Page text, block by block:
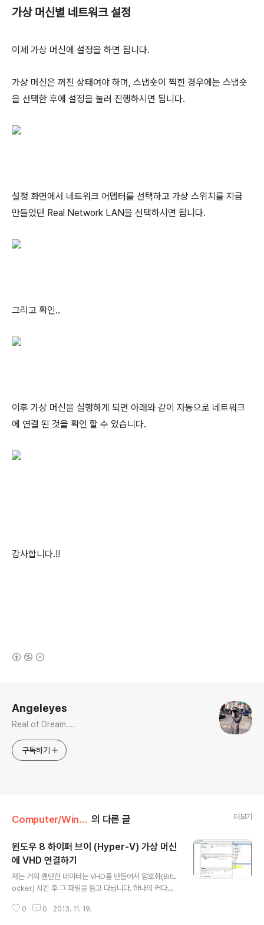
가상 머신별 네트워크 설정
이제 가상 머신에 설정을 하면 됩니다.
가상 머신은 꺼진 상태여야 하며, 스냅숏이 찍힌 경우에는 스냅숏
을 선택한 후에 설정을 눌러 진행하시면 됩니다.
설정 화면에서 네트워크 어뎁터를 선택하고 가상 스위치를 지금
만들었던 Real Network LAN을 선택하시면 됩니다.
그리고 확인..
이후 가상 머신을 실행하게 되면 아래와 같이 자동으로 네트워크
에 연결 된 것을 확인 할 수 있습니다.
감사합니다.!!
Angeleyes
Real of Dream....
구독하기
Computer/Windows 의 다른 글 더보기
윈도우 8 하이퍼 브이 (Hyper-V) 가상 머신
에 VHD 연결하기
저는 거의 웬만한 데이터는 VHD를 만들어서 암호화(BitL
ocker) 시킨 후 그 파일을 들고 다닙니다. 하나의 커다란
는지 신경 쓸 일이 없고, 암호화 되어 있기 때문에 분실에
0 0 2013. 11. 19.